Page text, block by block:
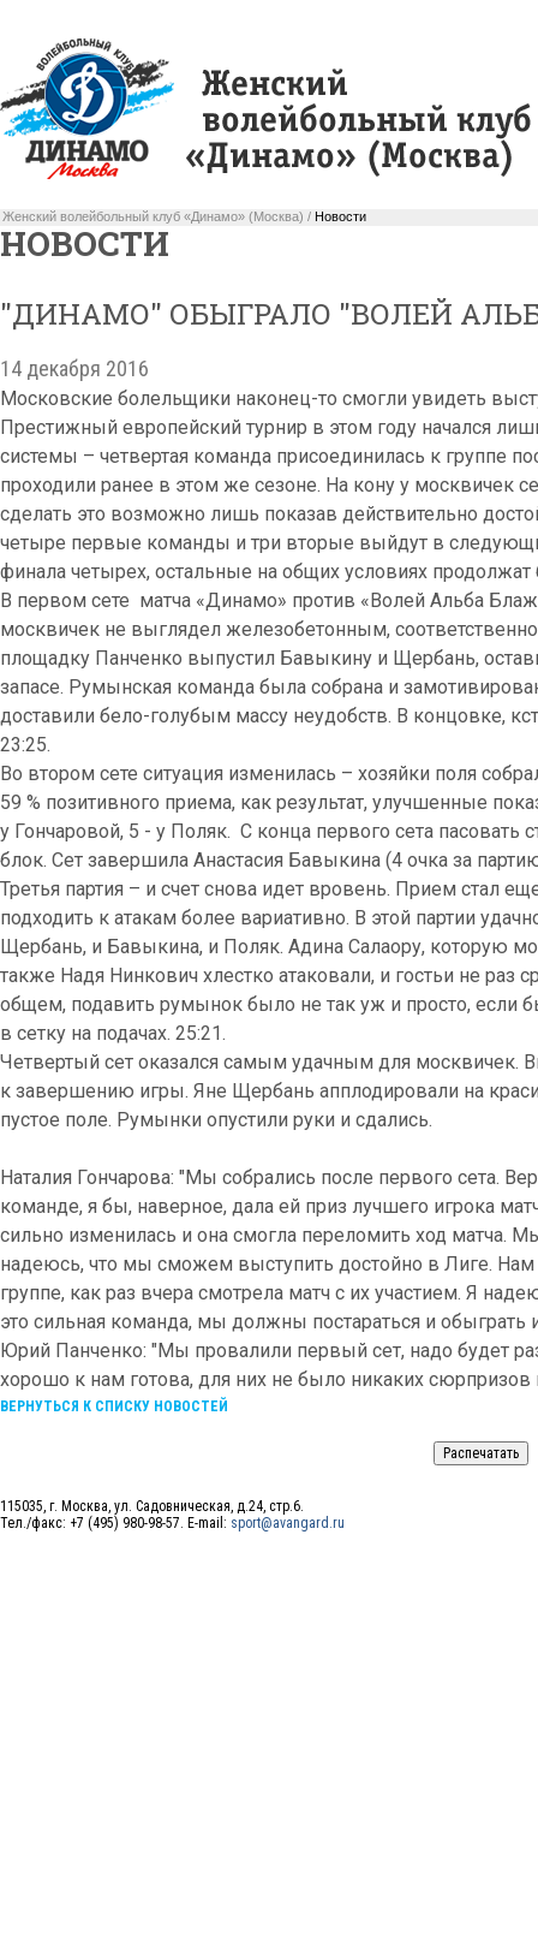
Женский волейбольный клуб «Динамо» (Москва) / Новости
НОВОСТИ
"ДИНАМО" ОБЫГРАЛО "ВОЛЕЙ
14 декабря 2016
Московские болельщики наконец-то смогли увидеть
Престижный европейский турнир в этом году начался
системы – четвертая команда присоединилась к группе
проходили ранее в этом же сезоне. На кону у москвичек
сделать это возможно лишь показав действительно
четыре первые команды и три вторые выйдут в
финала четырех, остальные на общих условиях
В первом сете матча «Динамо» против «Волей Альба
москвичек не выглядел железобетонным,
площадку Панченко выпустил Бавыкину и Щербань,
запасе. Румынская команда была собрана и
доставили бело-голубым массу неудобств. В концовке,
23:25.
Во втором сете ситуация изменилась – хозяйки поля
59 % позитивного приема, как результат, улучшенные
у Гончаровой, 5 - у Поляк. С конца первого сета пасовать
блок. Сет завершила Анастасия Бавыкина (4 очка за
Третья партия – и счет снова идет вровень. Прием стал
подходить к атакам более вариативно. В этой партии
Щербань, и Бавыкина, и Поляк. Адина Салаору, которую
также Надя Нинкович хлестко атаковали, и гостьи не раз
общем, подавить румынок было не так уж и просто, если
в сетку на подачах. 25:21.
Четвертый сет оказался самым удачным для
к завершению игры. Яне Щербань апплодировали на
пустое поле. Румынки опустили руки и сдались.
Наталия Гончарова: "Мы собрались после первого сета.
команде, я бы, наверное, дала ей приз лучшего игрока
сильно изменилась и она смогла переломить ход матча.
надеюсь, что мы сможем выступить достойно в Лиге. Нам
группе, как раз вчера смотрела матч с их участием. Я
это сильная команда, мы должны постараться и обыграть
Юрий Панченко: "Мы провалили первый сет, надо будет
хорошо к нам готова, для них не было никаких сюрпризов
ВЕРНУТЬСЯ К СПИСКУ НОВОСТЕЙ
115035, г. Москва, ул. Садовническая, д.24, стр.6.
Тел./факс: +7 (495) 980-98-57. E-mail: sport@avangard.ru